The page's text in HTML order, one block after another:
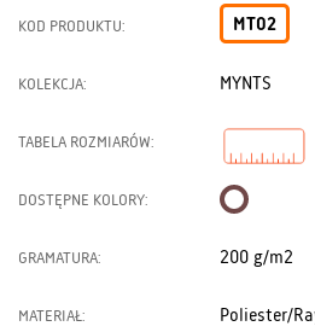
KOD PRODUKTU: MT02
KOLEKCJA: MYNTS
TABELA ROZMIARÓW:
DOSTĘPNE KOLORY:
GRAMATURA: 200 g/m2
MATERIAŁ:
Poliester/